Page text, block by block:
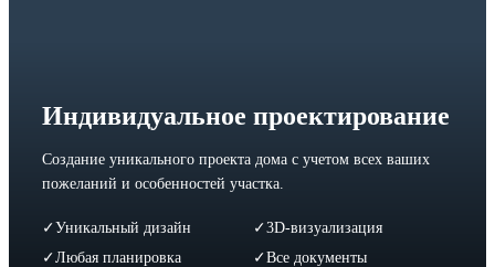
Индивидуальное проектирование
Создание уникального проекта дома с учетом всех ваших
пожеланий и особенностей участка.
✓Уникальный дизайн ✓3D-визуализация
✓Любая планировка ✓Все документы